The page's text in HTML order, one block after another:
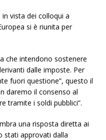
in vista dei colloqui a
si è riunita per
che intendono sostenere
dalle imposte. Per
fuori questione”, questo il
daremo il consenso al
tramite i soldi pubblici”.
una risposta diretta ai
stati approvati dalla